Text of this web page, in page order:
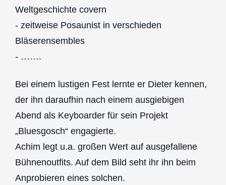
Weltgeschichte covern
- zeitweise Posaunist in verschieden
Bläserensembles
- …….
Bei einem lustigen Fest lernte er Dieter kennen,
der ihn daraufhin nach einem ausgiebigen
Abend als Keyboarder für sein Projekt
„Bluesgosch“ engagierte.
Achim legt u.a. großen Wert auf ausgefallene
Bühnenoutfits. Auf dem Bild seht ihr ihn beim
Anprobieren eines solchen.